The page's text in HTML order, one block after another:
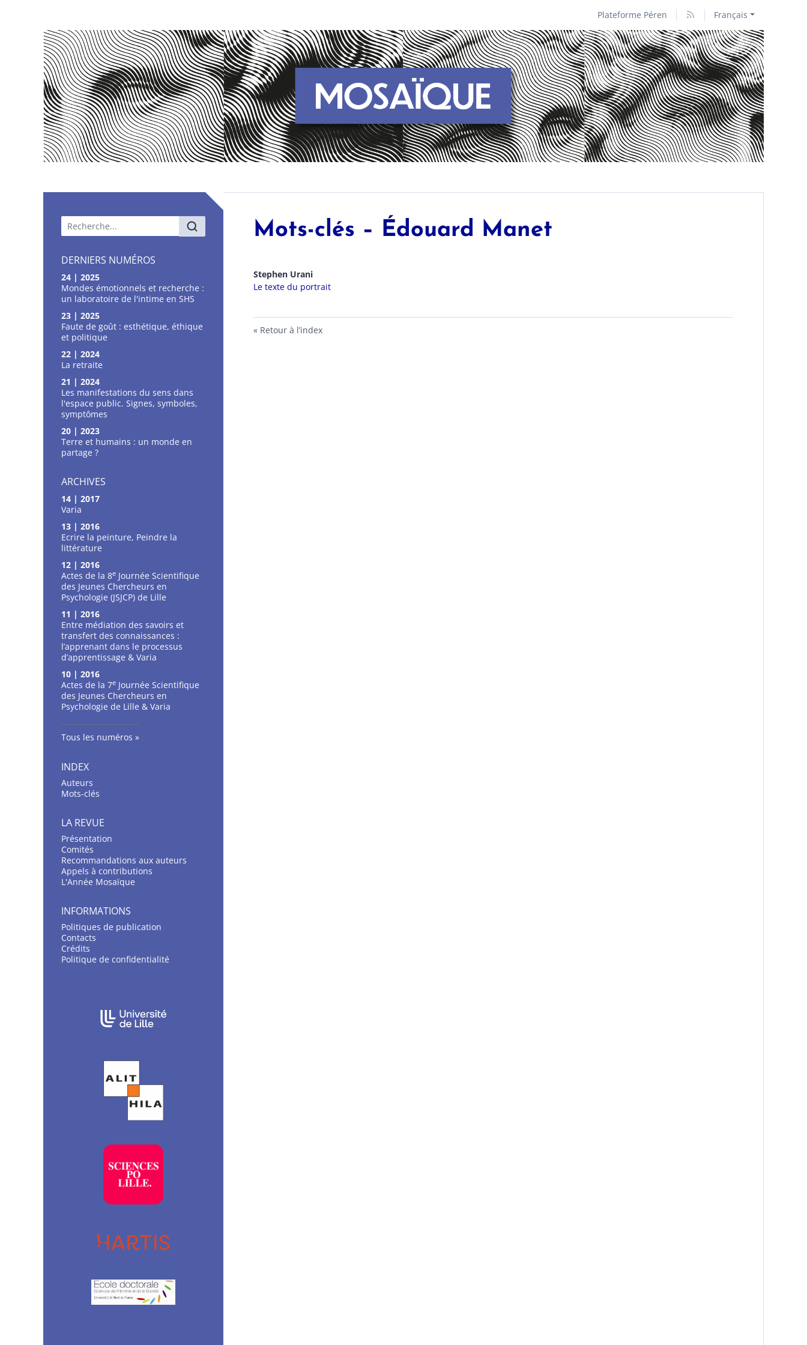
Plateforme Péren Français
Menu principal
DERNIERS NUMÉROS
24 | 2025
Mondes émotionnels et recherche :
un laboratoire de l'intime en SHS
23 | 2025
Faute de goût : esthétique, éthique
et politique
22 | 2024
La retraite
21 | 2024
Les manifestations du sens dans
l'espace public. Signes, symboles,
symptômes
20 | 2023
Terre et humains : un monde en
partage ?
ARCHIVES
14 | 2017
Varia
13 | 2016
Ecrire la peinture, Peindre la
littérature
12 | 2016
Actes de la 8e Journée Scientifique
des Jeunes Chercheurs en
Psychologie (JSJCP) de Lille
11 | 2016
Entre médiation des savoirs et
transfert des connaissances :
l’apprenant dans le processus
d’apprentissage & Varia
10 | 2016
Actes de la 7e Journée Scientifique
des Jeunes Chercheurs en
Psychologie de Lille & Varia
Tous les numéros
INDEX
Auteurs
Mots-clés
LA REVUE
Présentation
Comités
Recommandations aux auteurs
Appels à contributions
L'Année Mosaïque
INFORMATIONS
Politiques de publication
Contacts
Crédits
Politique de confidentialité
Mots-clés – Édouard Manet
Stephen Urani
Le texte du portrait
Retour à l’index